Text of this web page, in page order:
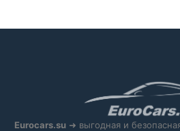
Eurocars.su ➜ выгодная и